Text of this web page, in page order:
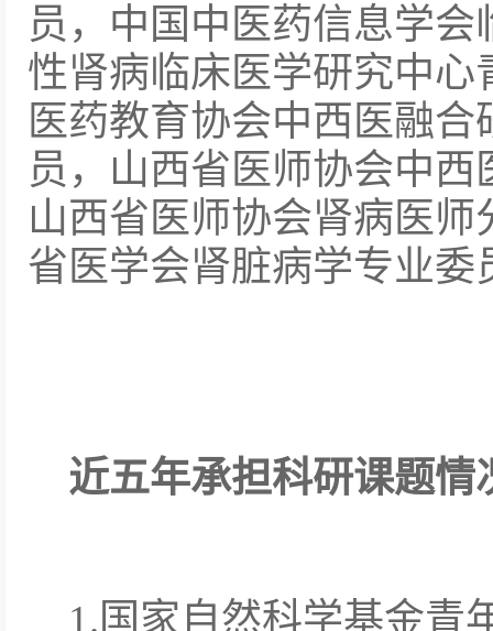
员，中国中医药信息学
性肾病临床医学研究中
医药教育协会中西医融
员，山西省医师协会中
山西省医师协会肾病医
省医学会肾脏病学专业委
近五年承担科研课题情
1.国家自然科学基金青